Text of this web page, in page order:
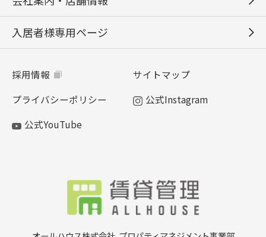
入居者様専用ページ
採用情報
サイトマップ
プライバシーポリシー
公式Instagram
公式YouTube